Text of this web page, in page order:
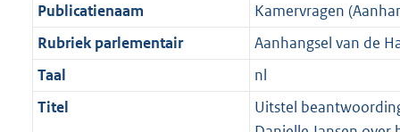
Publicatienaam
Kamervragen
Rubriek parlementair
Aanhangsel van de
Taal
nl
Titel
Uitstel